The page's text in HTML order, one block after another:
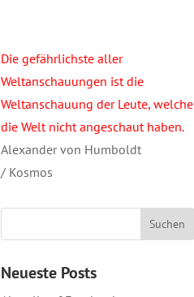
Die gefährlichste aller
Weltanschauungen ist die
Weltanschauung der Leute, welche
die Welt nicht angeschaut haben.
Alexander von Humboldt
/ Kosmos
Neueste Posts